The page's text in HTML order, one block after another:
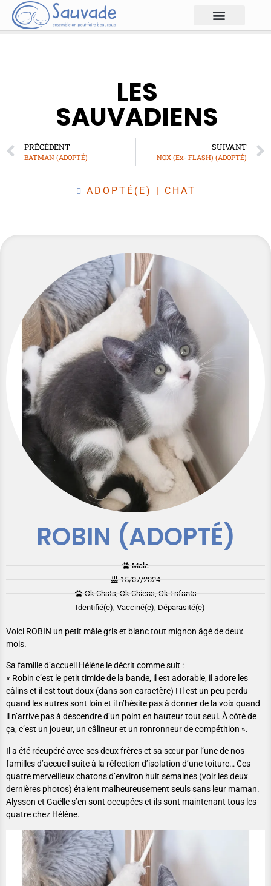
LES
SAUVADIENS
PRÉCÉDENT
BATMAN (ADOPTÉ)
SUIVANT
NOX (Ex- FLASH) (ADOPTÉ)
ADOPTÉ(E) | CHAT
ROBIN (ADOPTÉ)
Male
15/07/2024
Ok Chats, Ok Chiens, Ok Enfants
Identifié(e), Vacciné(e), Déparasité(e)
Voici ROBIN un petit mâle gris et blanc tout mignon âgé de deux
mois.
Sa famille d’accueil Hélène le décrit comme suit :
« Robin c’est le petit timide de la bande, il est adorable, il adore les
câlins et il est tout doux (dans son caractère) ! Il est un peu perdu
quand les autres sont loin et il n’hésite pas à donner de la voix quand
il n’arrive pas à descendre d’un point en hauteur tout seul. À côté de
ça, c’est un joueur, un câlineur et un ronronneur de compétition ».
Il a été récupéré avec ses deux frères et sa sœur par l’une de nos
familles d’accueil suite à la réfection d’isolation d’une toiture… Ces
quatre merveilleux chatons d’environ huit semaines (voir les deux
dernières photos) étaient malheureusement seuls sans leur maman.
Alysson et Gaëlle s’en sont occupées et ils sont maintenant tous les
quatre chez Hélène.